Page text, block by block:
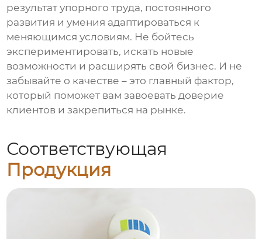
результат упорного труда, постоянного
развития и умения адаптироваться к
меняющимся условиям. Не бойтесь
экспериментировать, искать новые
возможности и расширять свой бизнес. И не
забывайте о качестве – это главный фактор,
который поможет вам завоевать доверие
клиентов и закрепиться на рынке.
Соответствующая
Продукция